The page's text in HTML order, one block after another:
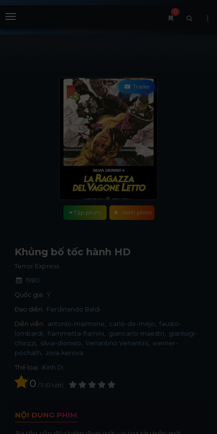
Menu
0
Trailer
Xem phim
Tập phim
Khủng bố tốc hành HD
Terror Express
1980
Quốc gia: Ý
Đạo diễn: Ferdinando Baldi
Diễn viên: antonio-maimone carlo-de-mejo
fausto-
lombardi
fiammetta-flamini giancarlo-maestri
gianluigi-
chirizzi
silvia-dionisio Venantino Venantini
werner-
pochath
zora-kerova
Thể loại: Kinh Dị
0 / 5 0 lượt
NỘI DUNG PHIM